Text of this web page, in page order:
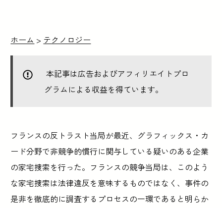
ホーム > テクノロジー
本記事は広告およびアフィリエイトプロ
グラムによる収益を得ています。
フランスの反トラスト当局が最近、グラフィックス・カ
ード分野で非競争的慣行に関与している疑いのある企業
の家宅捜索を行った。フランスの競争当局は、このよう
な家宅捜索は法律違反を意味するものではなく、事件の
是非を徹底的に調査するプロセスの一環であると明らか